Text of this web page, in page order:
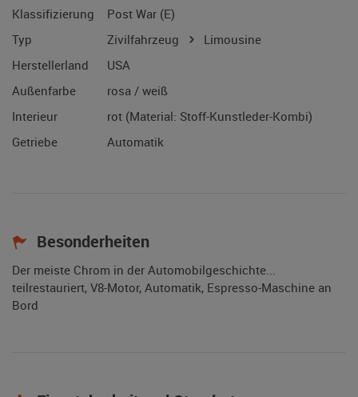
Klassifizierung
Post War (E)
Typ
Zivilfahrzeug
Limousine
Herstellerland
USA
Außenfarbe
rosa / weiß
Interieur
rot (Material: Stoff-Kunstleder-Kombi)
Getriebe
Automatik
Besonderheiten
Der meiste Chrom in der Automobilgeschichte...
teilrestauriert, V8-Motor, Automatik, Espresso-Maschine an
Bord